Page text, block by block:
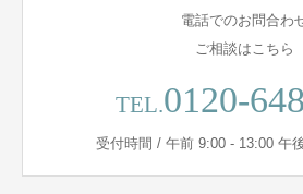
電話でのお問合わ
ご相談はこちら
TEL.0120-
受付時間 / 午前 9:00 - 13:00 午